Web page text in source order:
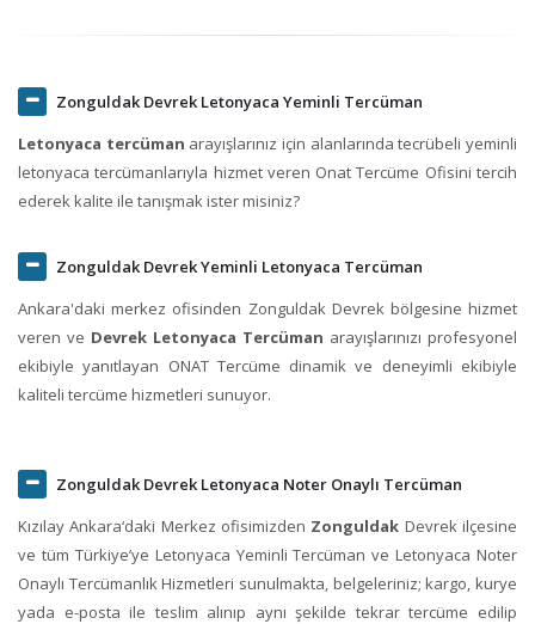
Zonguldak Devrek Letonyaca Yeminli Tercüman
Letonyaca tercüman arayışlarınız için alanlarında tecrübeli yeminli
letonyaca tercümanlarıyla hizmet veren Onat Tercüme Ofisini tercih
ederek kalite ile tanışmak ister misiniz?
Zonguldak Devrek Yeminli Letonyaca Tercüman
Ankara'daki merkez ofisinden Zonguldak Devrek bölgesine hizmet
veren ve Devrek Letonyaca Tercüman arayışlarınızı profesyonel
ekibiyle yanıtlayan ONAT Tercüme dinamik ve deneyimli ekibiyle
kaliteli tercüme hizmetleri sunuyor.
Zonguldak Devrek Letonyaca Noter Onaylı Tercüman
Kızılay Ankara‘daki Merkez ofisimizden Zonguldak Devrek ilçesine
ve tüm Türkiye’ye Letonyaca Yeminli Tercüman ve Letonyaca Noter
Onaylı Tercümanlık Hizmetleri sunulmakta, belgeleriniz; kargo, kurye
yada e-posta ile teslim alınıp aynı şekilde tekrar tercüme edilip